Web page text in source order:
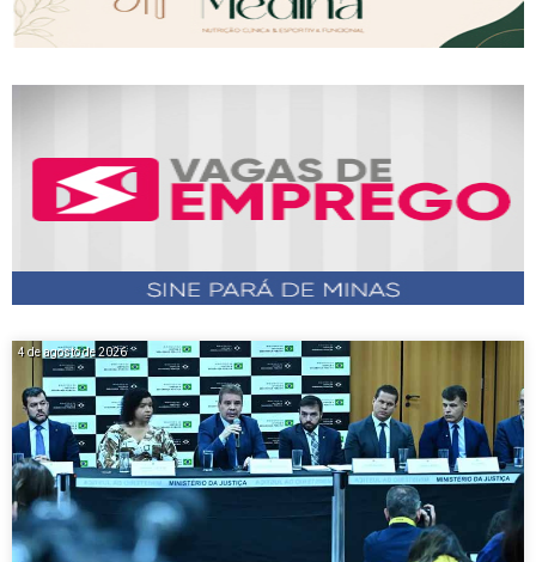
4 de agosto de 2026